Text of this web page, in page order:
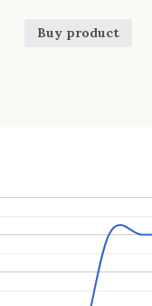
Buy product